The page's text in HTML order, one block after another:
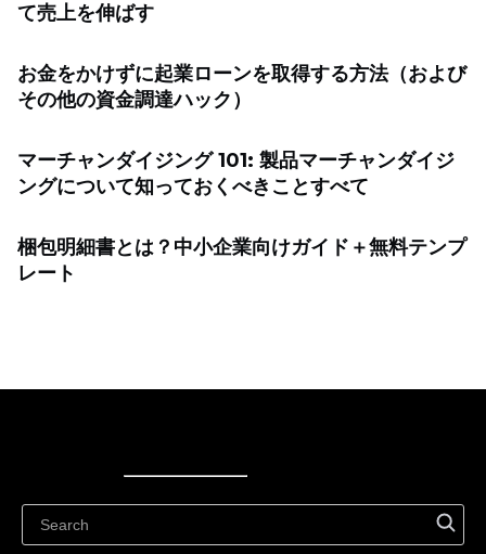
て売上を伸ばす
お金をかけずに起業ローンを取得する方法（および
その他の資金調達ハック）
マーチャンダイジング 101: 製品マーチャンダイジ
ングについて知っておくべきことすべて
梱包明細書とは？中小企業向けガイド＋無料テンプ
レート